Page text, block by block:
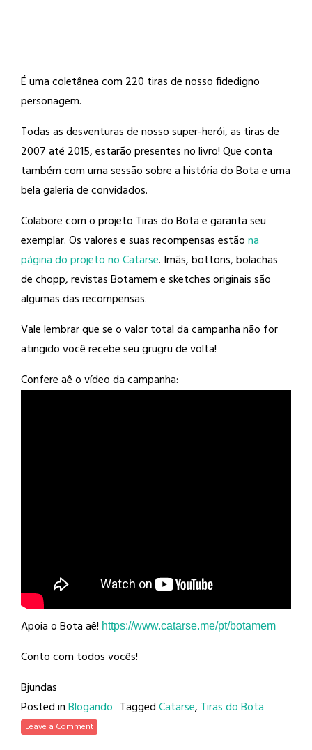
É uma coletânea com 220 tiras de nosso fidedigno
personagem.
Todas as desventuras de nosso super-herói, as tiras de
2007 até 2015, estarão presentes no livro! Que conta
também com uma sessão sobre a história do Bota e uma
bela galeria de convidados.
Colabore com o projeto Tiras do Bota e garanta seu
exemplar. Os valores e suas recompensas estãona
página do projeto no Catarse. Imãs, bottons, bolachas
de chopp, revistas Botamem e sketches originais são
algumas das recompensas.
Vale lembrar que se o valor total da campanha não for
atingido você recebe seu grugru de volta!
Confere aê o vídeo da campanha:
Apoia o Bota aê! https://www.catarse.me/pt/botamem
Conto com todos vocês!
Bjundas
Posted inBlogando TaggedCatarse, Tiras do Bota
Leave a Comment